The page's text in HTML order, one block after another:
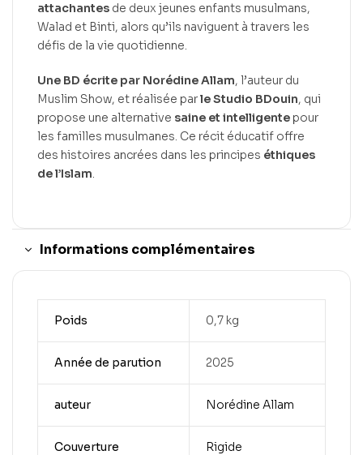
attachantes de deux jeunes enfants musulmans,
Walad et Binti, alors qu’ils naviguent à travers les
défis de la vie quotidienne.
Une BD écrite par Norédine Allam, l’auteur du
Muslim Show, et réalisée parle Studio BDouin, qui
propose une alternative saine et intelligente pour
les familles musulmanes. Ce récit éducatif offre
des histoires ancrées dans les principes éthiques
de l’Islam.
Informations complémentaires
Poids 0,7 kg
Année de parution 2025
auteur Norédine Allam
Couverture Rigide